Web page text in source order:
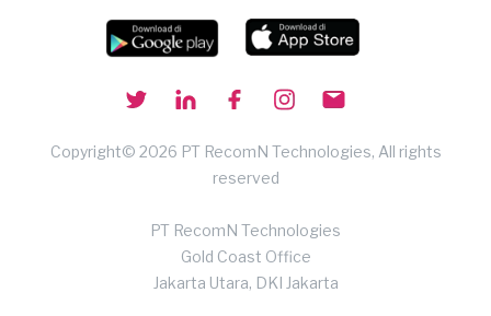
Copyright© 2026 PT RecomN Technologies, All rights
reserved
PT RecomN Technologies
Gold Coast Office
Jakarta Utara, DKI Jakarta